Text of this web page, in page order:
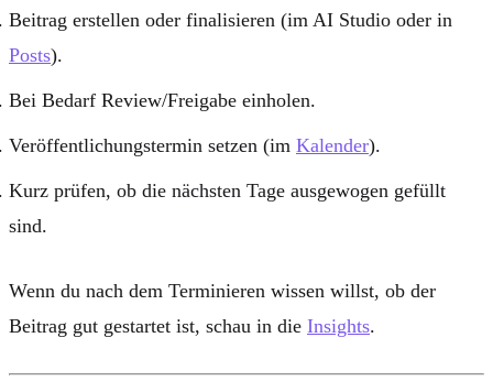
Beitrag erstellen oder finalisieren (im AI Studio oder in
Posts).
Bei Bedarf Review/Freigabe einholen.
Veröffentlichungstermin setzen (im Kalender).
Kurz prüfen, ob die nächsten Tage ausgewogen gefüllt
sind.
Wenn du nach dem Terminieren wissen willst, ob der
Beitrag gut gestartet ist, schau in die Insights.